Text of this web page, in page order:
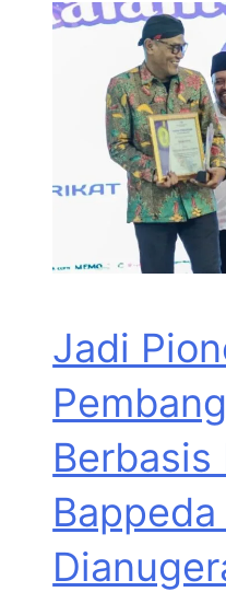
Jadi
Berbasis